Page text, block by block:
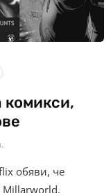
комикси,
обяви, че
Millarworld,